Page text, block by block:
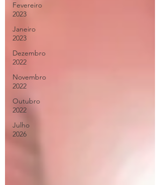
Fevereiro
2023
Janeiro
2023
Dezembro
2022
Novembro
2022
Outubro
2022
Julho
2026